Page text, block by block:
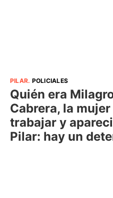
PILAR. POLICIALES
Quién era
Cabrera, la
trabajar y
Pilar: hay un